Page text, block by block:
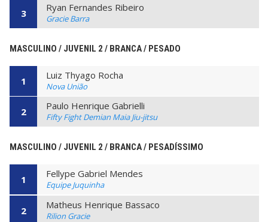
3 Ryan Fernandes Ribeiro
Gracie Barra
MASCULINO / JUVENIL 2 / BRANCA / PESADO
1 Luiz Thyago Rocha
Nova União
2 Paulo Henrique Gabrielli
Fifty Fight Demian Maia Jiu-jitsu
MASCULINO / JUVENIL 2 / BRANCA / PESADÍSSIMO
1 Fellype Gabriel Mendes
Equipe Juquinha
2 Matheus Henrique Bassaco
Rilion Gracie